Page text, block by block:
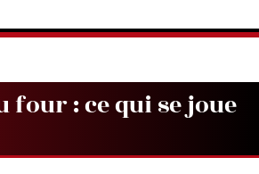
four : ce qui se joue